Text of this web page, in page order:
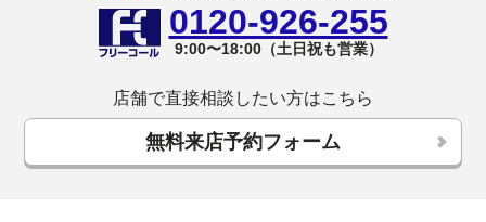
0120-926-255
9:00〜18:00（土日祝も営業）
店舗で直接相談したい方はこちら
無料来店予約フォーム